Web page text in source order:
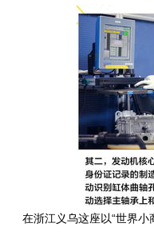
在浙江义乌这座以“世界